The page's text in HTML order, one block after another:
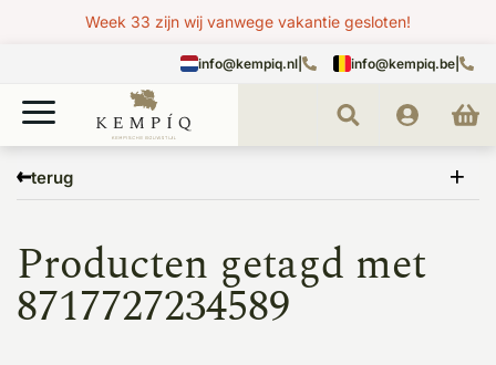
Week 33 zijn wij vanwege vakantie gesloten!
info@kempiq.nl info@kempiq.be
terug
8717727234589
Producten getagd met
8717727234589